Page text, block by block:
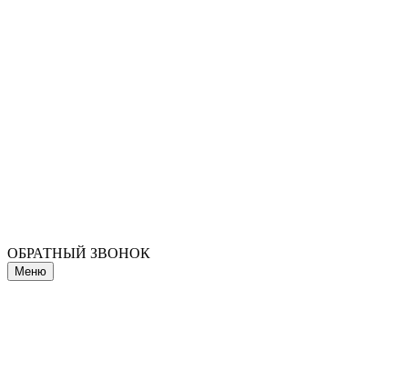
ОБРАТНЫЙ ЗВОНОК
Меню